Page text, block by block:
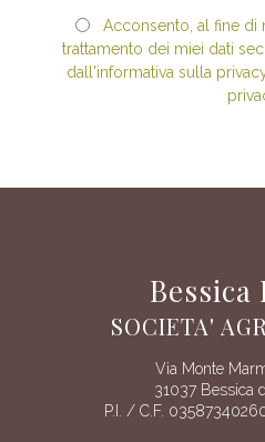
Acconsento, al fine di
trattamento dei miei dati
dall'informativa sulla
Bessica
SOCIETA'
Via Monte
31037 Bessica
P.I. / C.F.